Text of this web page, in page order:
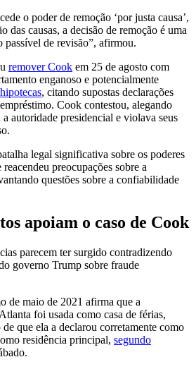
o poder de remoção ‘por justa causa’,
das causas, a decisão de remoção é uma
passível de revisão”, afirmou.
remover Cook em 25 de agosto com
enganoso e potencialmente
hipotecas, citando supostas declarações
Cook contestou, alegando
a autoridade presidencial e violava seus
legal significativa sobre os poderes
preocupações sobre a
questões sobre a confiabilidade
apoiam o caso de Cook
parecem ter surgido contradizendo
governo Trump sobre fraude
de maio de 2021 afirma que a
foi usada como casa de férias,
que ela a declarou corretamente como
residência principal, segundo